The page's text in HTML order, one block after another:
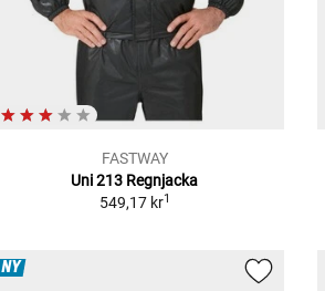
FASTWAY
Uni 213 Regnjacka
549,17 kr1
NY